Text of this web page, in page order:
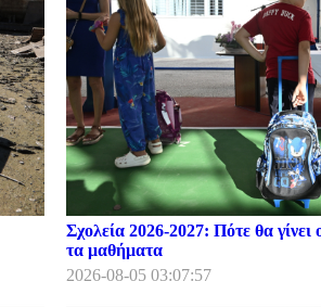
Σχολεία 2026-2027: Πότε θα γίνει
τα μαθήματα
2026-08-05 03:07:57